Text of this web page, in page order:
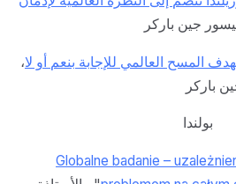
جين باركر
المسح العالمي للإجابة بنعم أو لا،
باركر
بولندا
Globalne badanie –